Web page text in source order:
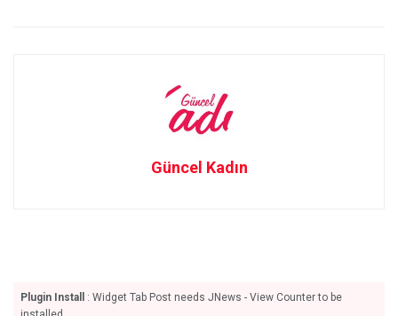
Güncel Kadın
Plugin Install
: Widget Tab Post needs JNews - View Counter to be